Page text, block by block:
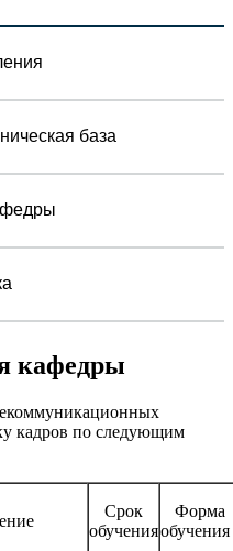
база
кафедры
кадров по следующим
Срок
обучения
Форма
обучения